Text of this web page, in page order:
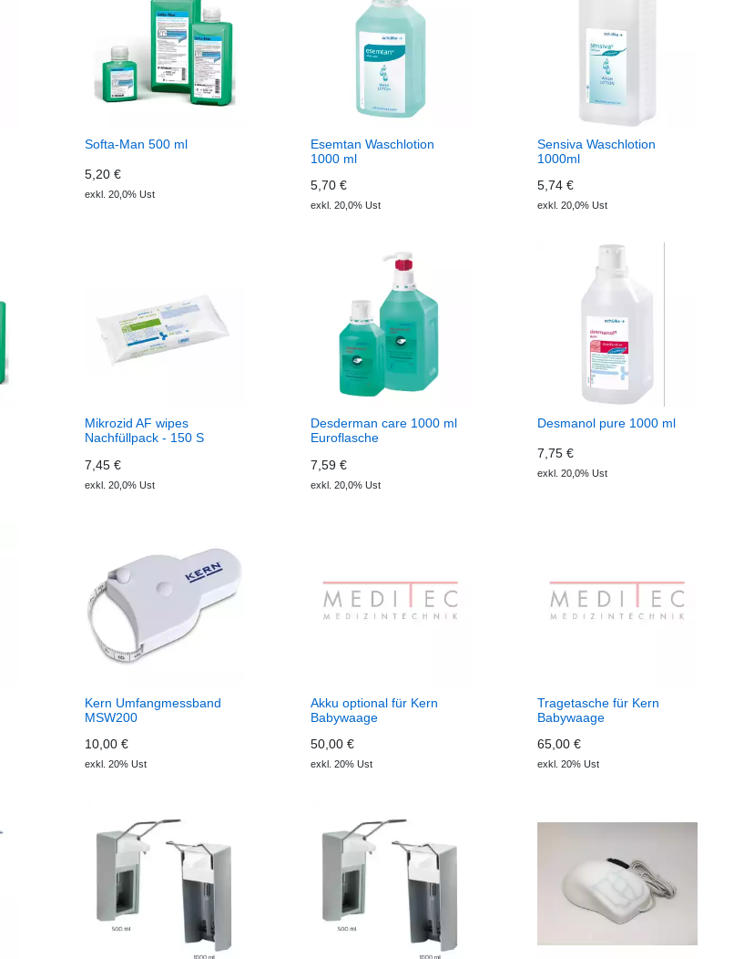
Softa-Man 500 ml
5,20 €
exkl. 20,0% Ust
Esemtan Waschlotion
1000 ml
5,70 €
exkl. 20,0% Ust
Sensiva Waschlotion
1000ml
5,74 €
exkl. 20,0% Ust
Mikrozid AF wipes
Nachfüllpack - 150 S
7,45 €
exkl. 20,0% Ust
Desderman care 1000 ml
Euroflasche
7,59 €
exkl. 20,0% Ust
Desmanol pure 1000 ml
7,75 €
exkl. 20,0% Ust
Kern Umfangmessband
MSW200
10,00 €
exkl. 20% Ust
Akku optional für Kern
Babywaage
50,00 €
exkl. 20% Ust
Tragetasche für Kern
Babywaage
65,00 €
exkl. 20% Ust